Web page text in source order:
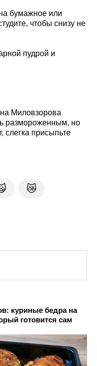
бумажное или
чтобы снизу не
пудрой и
Миловзорова
размороженным, но
слегка присыпьте
😿
куриные бедра на
готовится сам